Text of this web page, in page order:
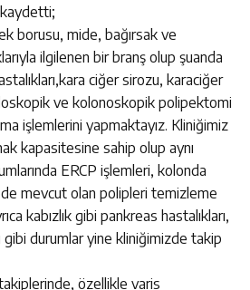
borusu, mide, bağırsak ve
ilgilenen bir branş olup şuanda
ciğer sirozu, karaciğer
ve kolonoskopik polipektomi
işlemlerini yapmaktayız. Kliniğimiz
kapasitesine sahip olup aynı
ERCP işlemleri, kolonda
mevcut olan polipleri temizleme
kabızlık gibi pankreas hastalıkları,
gibi durumlar yine kliniğimizde takip
özellikle varis